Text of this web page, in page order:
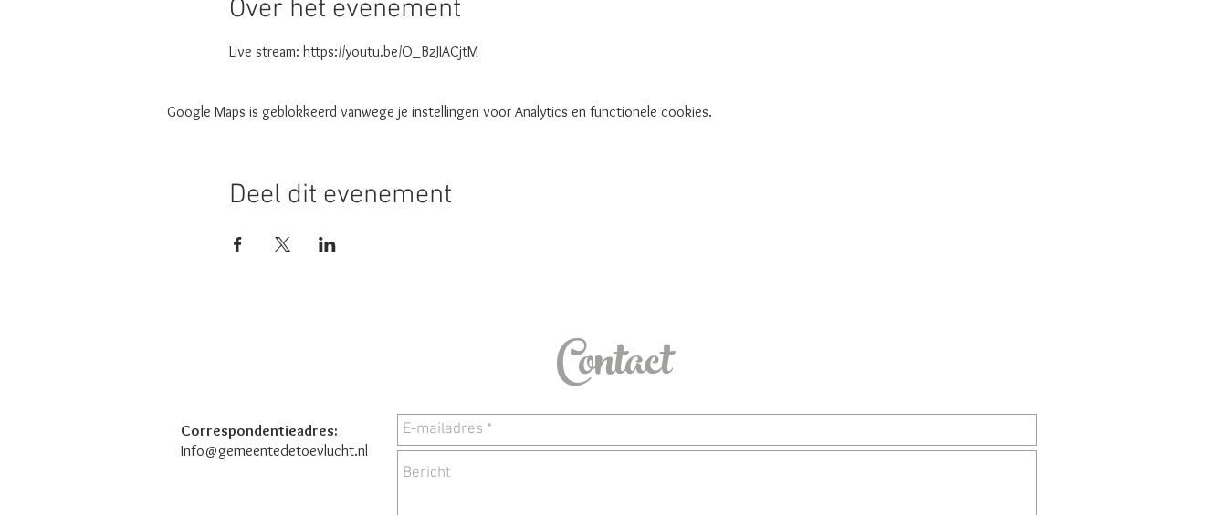
Over het evenement
Live stream: https://youtu.be/O_BzJIACjtM
Google Maps is geblokkeerd vanwege je instellingen voor Analytics en functionele cookies.
Deel dit evenement
Contact
Correspondentieadres:
Info@gemeentedetoevlucht.nl